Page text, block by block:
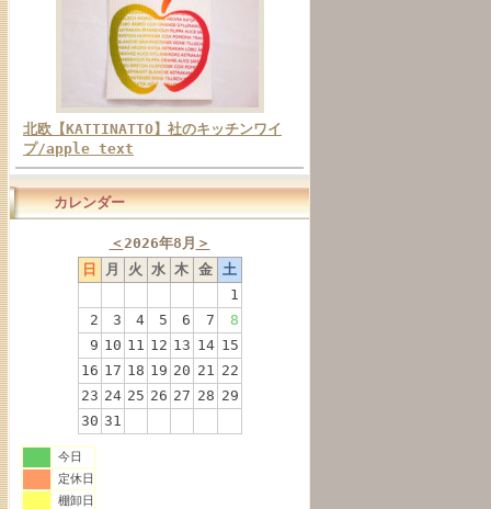
北欧【KATTINATTO】社のキッチンワイ
プ/apple text
カレンダー
＜ 2026年8月 ＞
日
月 火 水 木 金
土
1
2
3 4 5 6 7
8
9 10 11 12 13 14 15
16 17 18 19 20 21
22
23 24 25 26 27 28 29
30 31
今日
定休日
棚卸日